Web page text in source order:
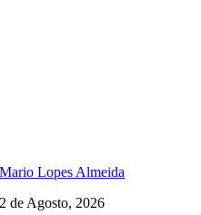
Mario Lopes Almeida
2 de Agosto, 2026